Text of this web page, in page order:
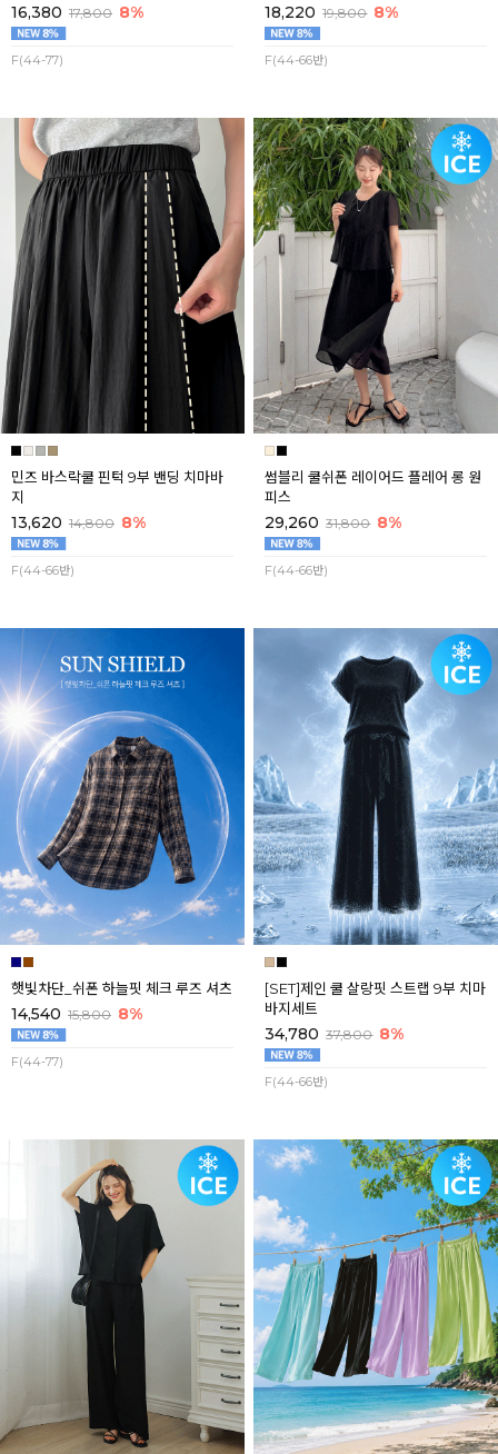
16,380 17,800 8%
F(44-77)
18,220 19,800 8%
F(44-66반)
민즈 바스락쿨 핀턱 9부 밴딩 치마바
지
13,620 14,800 8%
F(44-66반)
썸블리 쿨쉬폰 레이어드 플레어 롱 원
피스
29,260 31,800 8%
F(44-66반)
햇빛차단_쉬폰 하늘핏 체크 루즈 셔츠
14,540 15,800 8%
F(44-77)
[SET]제인 쿨 살랑핏 스트랩 9부 치마
바지세트
34,780 37,800 8%
F(44-66반)